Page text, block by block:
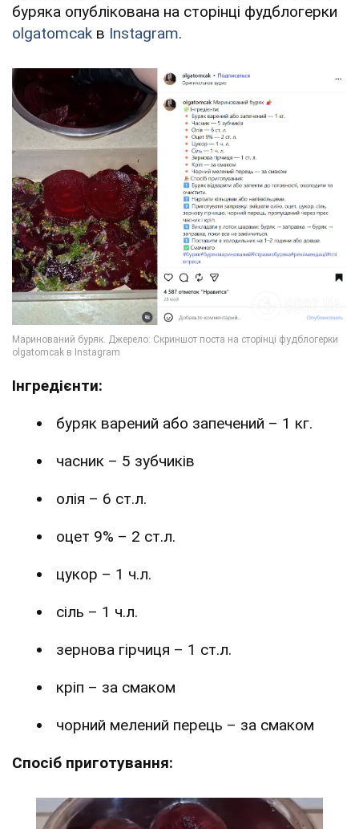
буряка опублікована на сторінці фудблогерки
olgatomcak в Instagram.
Інгредієнти:
буряк варений або запечений – 1 кг.
часник – 5 зубчиків
олія – 6 ст.л.
оцет 9% – 2 ст.л.
цукор – 1 ч.л.
сіль – 1 ч.л.
зернова гірчиця – 1 ст.л.
кріп – за смаком
чорний мелений перець – за смаком
Спосіб приготування: